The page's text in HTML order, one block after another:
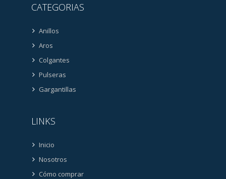
CATEGORIAS
Anillos
Aros
Colgantes
Pulseras
Gargantillas
LINKS
Inicio
Nosotros
Cómo comprar